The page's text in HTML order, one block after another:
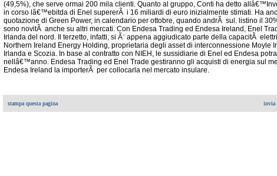
(49,5%), che serve ormai 200 mila clienti. Quanto al gruppo, Conti ha detto
in corso lâ€™ebitda di Enel supererÃ i 16 miliardi di euro inizialmente stimati. Ha
quotazione di Green Power, in calendario per ottobre, quando andrÃ sul. listino il
sono novitÃ anche su altri mercati. Con Endesa Trading ed Endesa Ireland, Enel
Irlanda del nord. Il terzetto, infatti, si Ã¨ appena aggiudicato parte della capacitÃ
Northern Ireland Energy Holding, proprietaria degli asset di interconnessione Moyle
Irlanda e Scozia. In base al contratto con NIEH, le sussidiarie di Enel ed Endesa
nellâ€™anno. Endesa Trading ed Enel Trade gestiranno gli acquisti di energia sul
Endesa Ireland la importerÃ per collocarla nel mercato insulare.
stampa questa pagina invia